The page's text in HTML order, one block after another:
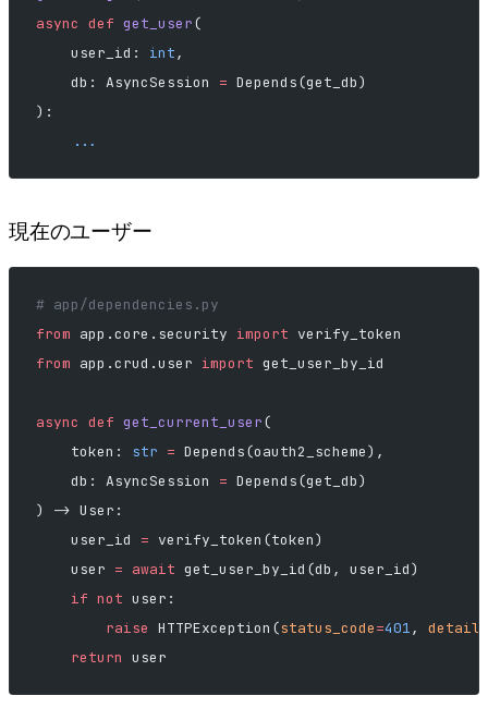
async def get_user(
    user_id:
int,
    db: AsyncSession
= Depends(get_db)
):
    ...
現在のユーザー
# app/dependencies.py
from app.core.security import verify_token
from app.crud.user import get_user_by_id
async def get_current_user(
    token:
str = Depends(oauth2_scheme),
    db: AsyncSession
= Depends(get_db)
) -> User:
    user_id
= verify_token(token)
    user
= await get_user_by_id(db, user_id)
    if
not user:
        raise
HTTPException(status_code=401, detail
    return
user